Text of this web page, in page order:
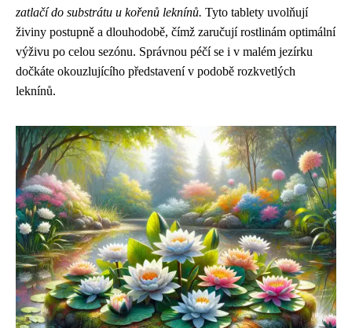
zatlačí do substrátu u kořenů leknínů. Tyto tablety uvolňují
živiny postupně a dlouhodobě, čímž zaručují rostlinám optimální
výživu po celou sezónu. Správnou péčí se i v malém jezírku
dočkáte okouzlujícího představení v podobě rozkvetlých
leknínů.